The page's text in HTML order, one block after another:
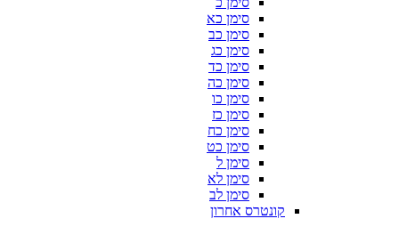
סימן כא
סימן כב
סימן כג
סימן כד
סימן כה
סימן כו
סימן כז
סימן כח
סימן כט
סימן ל
סימן לא
סימן לב
קונטרס אחרון